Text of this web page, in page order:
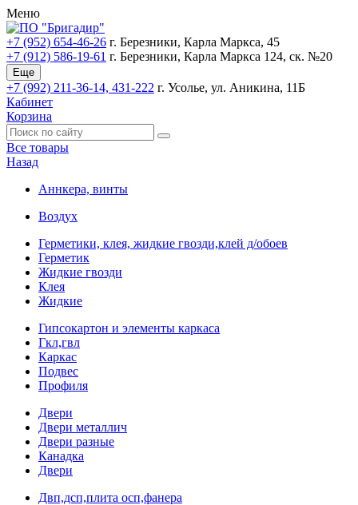
Меню
+7 (952) 654-46-26 г. Березники, Карла Маркса, 45
+7 (912) 586-19-61 г. Березники, Карла Маркса 124, ск. №20
Еще
+7 (992) 211-36-14, 431-222 г. Усолье, ул. Аникина, 11Б
Кабинет
Корзина
Все товары
Назад
Аннкера, винты
Воздух
Герметики, клея, жидкие гвозди,клей д/обоев
Герметик
Жидкие гвозди
Клея
Жидкие
Гипсокартон и элементы каркаса
Гкл,гвл
Каркас
Подвес
Профиля
Двери
Двери металлич
Двери разные
Канадка
Двери
Двп,дсп,плита осп,фанера